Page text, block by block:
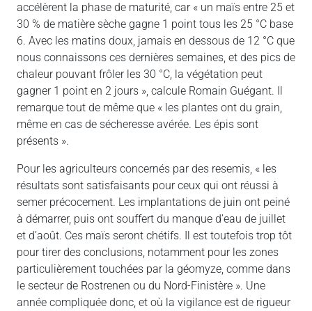
accélèrent la phase de maturité, car « un maïs entre 25 et
30 % de matière sèche gagne 1 point tous les 25 °C base
6. Avec les matins doux, jamais en dessous de 12 °C que
nous connaissons ces dernières semaines, et des pics de
chaleur pouvant frôler les 30 °C, la végétation peut
gagner 1 point en 2 jours », calcule Romain Guégant. Il
remarque tout de même que « les plantes ont du grain,
même en cas de sécheresse avérée. Les épis sont
présents ».
Pour les agriculteurs concernés par des resemis, « les
résultats sont satisfaisants pour ceux qui ont réussi à
semer précocement. Les implantations de juin ont peiné
à démarrer, puis ont souffert du manque d’eau de juillet
et d’août. Ces maïs seront chétifs. Il est toutefois trop tôt
pour tirer des conclusions, notamment pour les zones
particulièrement touchées par la géomyze, comme dans
le secteur de Rostrenen ou du Nord-Finistère ». Une
année compliquée donc, et où la vigilance est de rigueur